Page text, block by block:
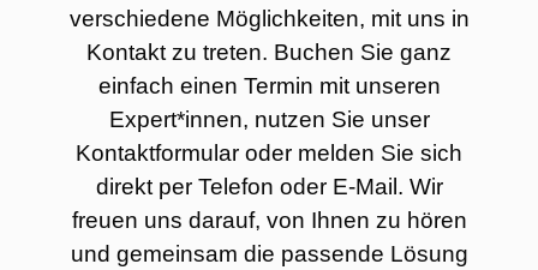
verschiedene Möglichkeiten, mit uns in
Kontakt zu treten. Buchen Sie ganz
einfach einen Termin mit unseren
Expert*innen, nutzen Sie unser
Kontaktformular oder melden Sie sich
direkt per Telefon oder E-Mail. Wir
freuen uns darauf, von Ihnen zu hören
und gemeinsam die passende Lösung